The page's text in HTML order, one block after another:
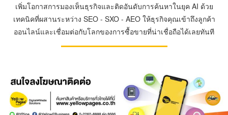
เพิ่มโอกาสการมองเห็นธุรกิจและติดอันดับการค้นหาในยุค AI ด้วย
เทคนิคที่ผสานระหว่าง SEO - SXO - AEO ให้ธุรกิจคุณเข้าถึงลูกค้า
ออนไลน์และเชื่อมต่อกับโลกของการซื้อขายที่น่าเชื่อถือได้เลยทันที